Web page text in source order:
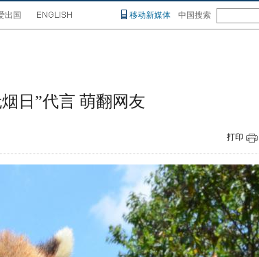
出国 移动新媒体 中国搜索
日”代言 萌翻网友
打印